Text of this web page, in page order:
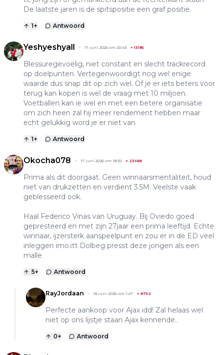
De laatste jaren is de spitspositie een graf positie.
1+ Antwoord
Yeshyeshyall 17 juni 2026 om 20:43 +13185
Blessuregevoelig, niet constant en slecht trackrecord
op doelpunten. Vertegenwoordigt nog wel enige
waarde dus snap dit op zich wel. Of je er iets beters voor
terug kan kopen is wel de vraag met 10 miljoen.
Voetballen kan ie wel en met een betere organisatie
om zich heen zal hij meer rendement hebben maar
echt gelukkig word je er niet van
1+ Antwoord
Okocha078 17 juni 2026 om 18:32 + 23688
Prima als dit doorgaat. Geen winnaarsmentaliteit, houd
niet van drukzetten en verdient 3.5M. Veelste vaak
geblesseerd ook.
Haal Federico Vinas van Uruguay. Bij Oviedo goed
gepresteerd en met zijn 27jaar een prima leeftijd. Echte
winnaar, ijzersterk aanspeelpunt en zou er in de ED veel
inleggen imo.itt Dolbeg presst deze jongen als een
malle
5+ Antwoord
RayJordaan 18 juni 2026 om 1:47 + 8732
Perfecte aankoop voor Ajax idd! Zal helaas wel
niet op ons lijstje staan Ajax kennende..
0+ Antwoord